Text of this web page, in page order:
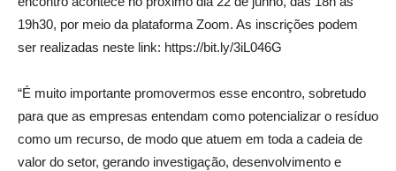
19h30, por meio da plataforma Zoom. As inscrições podem
ser realizadas neste link: https://bit.ly/3iL046G
“É muito importante promovermos esse encontro, sobretudo
para que as empresas entendam como potencializar o resíduo
como um recurso, de modo que atuem em toda a cadeia de
valor do setor, gerando investigação, desenvolvimento e